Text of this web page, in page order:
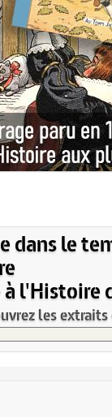
dans le
l'Histoire
les